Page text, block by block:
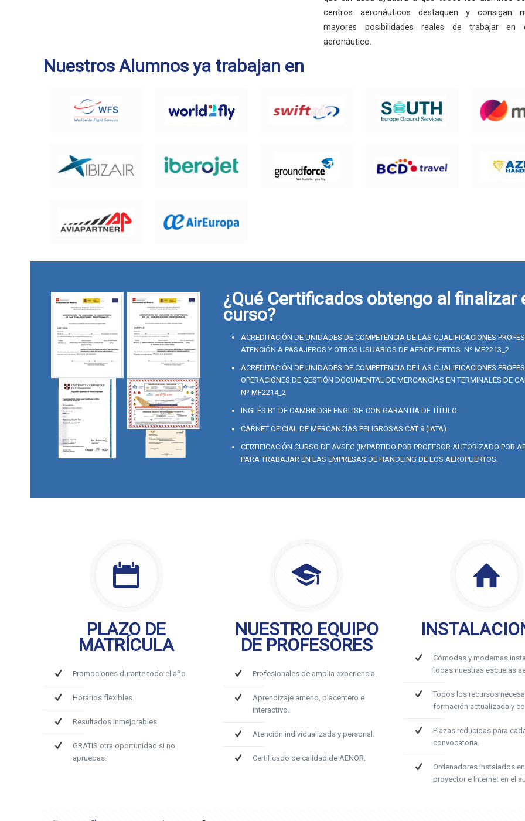
centros aeronáuticos destaquen y consigan
mayores posibilidades reales de trabajar en
aeronáutico.
Nuestros Alumnos ya trabajan en
¿Qué Certificados obtengo al finalizar
curso?
ACREDITACIÓN DE UNIDADES DE COMPETENCIA DE LAS CUALIFICACIONES
ATENCIÓN A PASAJEROS Y OTROS USUARIOS DE AEROPUERTOS. Nº MF2213_2
ACREDITACIÓN DE UNIDADES DE COMPETENCIA DE LAS CUALIFICACIONES
OPERACIONES DE GESTIÓN DOCUMENTAL DE MERCANCÍAS EN TERMINALES DE
Nº MF2214_2
INGLÉS B1 DE CAMBRIDGE ENGLISH CON GARANTIA DE TÍTULO.
CARNET OFICIAL DE MERCANCÍAS PELIGROSAS CAT 9 (IATA)
CERTIFICACIÓN CURSO DE AVSEC (IMPARTIDO POR PROFESOR AUTORIZADO POR
PARA TRABAJAR EN LAS EMPRESAS DE HANDLING DE LOS AEROPUERTOS.
PLAZO DE
MATRÍCULA
Promociones durante todo el año.
Horarios flexibles.
Resultados inmejorables.
GRATIS otra oportunidad si no
apruebas.
NUESTRO EQUIPO
DE PROFESORES
Profesionales de amplia experiencia.
Aprendizaje ameno, placentero e
interactivo.
Atención individualizada y personal.
Certificado de calidad de AENOR.
Cómodas y modernas
todas nuestras escuelas
Todos los recursos
formación actualizada y
Plazas reducidas para
convocatoria.
Ordenadores instalados
proyector e Internet en el